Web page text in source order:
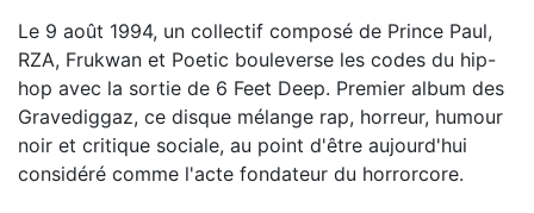
Le 9 août 1994, un collectif composé de Prince Paul,
RZA, Frukwan et Poetic bouleverse les codes du hip-
hop avec la sortie de 6 Feet Deep. Premier album des
Gravediggaz, ce disque mélange rap, horreur, humour
noir et critique sociale, au point d'être aujourd'hui
considéré comme l'acte fondateur du horrorcore.